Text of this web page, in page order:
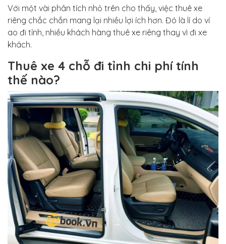
Với một vài phân tích nhỏ trên cho thấy, việc thuê xe
riêng chắc chắn mang lại nhiều lợi ích hơn. Đó là lí do ví
ao đi tỉnh, nhiều khách hàng thuê xe riêng thay vì đi xe
khách.
Thuê xe 4 chỗ đi tỉnh chi phí tính
thế nào?